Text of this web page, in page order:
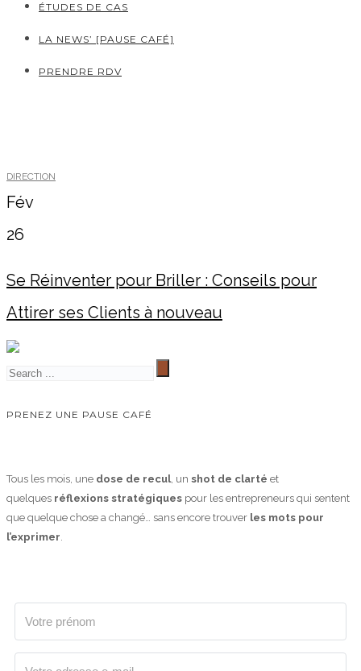
ÉTUDES DE CAS
LA NEWS’ [PAUSE CAFÉ]
PRENDRE RDV
DIRECTION
Fév
26
Se Réinventer pour Briller : Conseils pour
Attirer ses Clients à nouveau
PRENEZ UNE PAUSE CAFÉ
Tous les mois, une dose de recul, un shot de clarté et
quelques réflexions stratégiques pour les entrepreneurs qui sentent
que quelque chose a changé… sans encore trouver les mots pour
l’exprimer